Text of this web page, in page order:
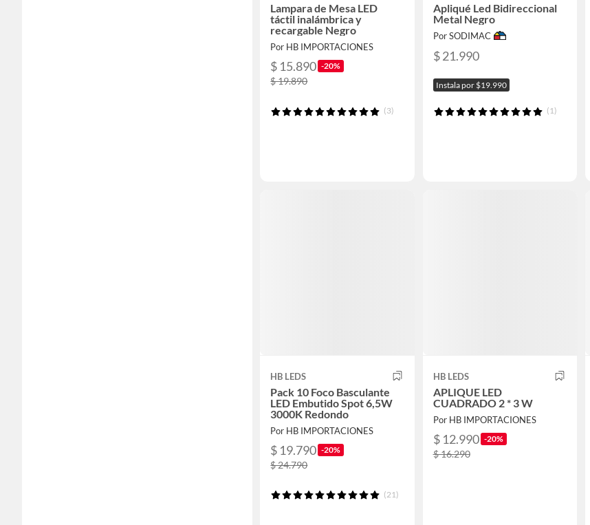
Lampara de Mesa LED
táctil inalámbrica y
recargable Negro
Por HB IMPORTACIONES
$ 15.890 -20%
$ 19.890
(3)
Apliqué Led Bidireccional
Metal Negro
Por SODIMAC
$ 21.990
Instala por $19.990
(1)
HB LEDS
Pack 10 Foco Basculante
LED Embutido Spot 6,5W
3000K Redondo
Por HB IMPORTACIONES
$ 19.790 -20%
$ 24.790
(21)
HB LEDS
APLIQUE LED
CUADRADO 2 * 3 W
Por HB IMPORTACIONES
$ 12.990 -20%
$ 16.290